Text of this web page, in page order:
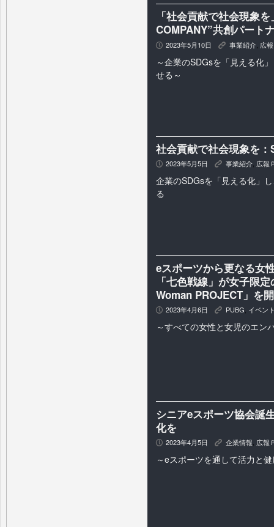
「社会貢献で社会現象
COMPANY”共創パート
P 2023年5月10日 K 事業紹介 広
～企業のSDGsを「見える化
せる～
社会貢献で社会現象を
P 2023年5月5日 K 事業紹介, 広報
企業のSDGsを「見える化」
る
eスポーツから更なる女
「七色戦線」が女子限
Woman PROJECT」を
P 2023年4月6日 K PUBG, イベン
～すべての女性と女児のエン
シニアeスポーツ協会誕
化を
P 2023年4月5日 K 企業情報 広報
～eスポーツを通して活力と